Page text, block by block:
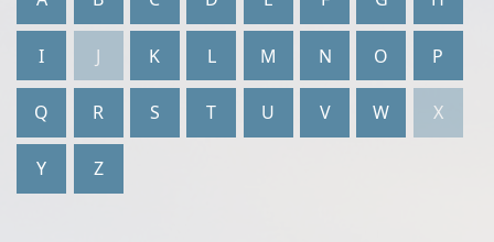
I J K L M N O P
Q R S T U V W X
Y Z